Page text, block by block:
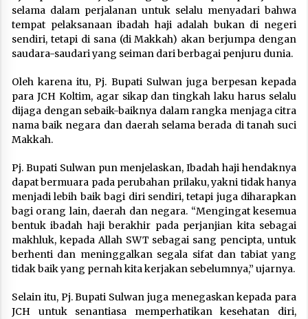
selama dalam perjalanan untuk selalu menyadari bahwa
tempat pelaksanaan ibadah haji adalah bukan di negeri
sendiri, tetapi di sana (di Makkah) akan berjumpa dengan
saudara-saudari yang seiman dari berbagai penjuru dunia.
Oleh karena itu, Pj. Bupati Sulwan juga berpesan kepada
para JCH Koltim, agar sikap dan tingkah laku harus selalu
dijaga dengan sebaik-baiknya dalam rangka menjaga citra
nama baik negara dan daerah selama berada di tanah suci
Makkah.
Pj. Bupati Sulwan pun menjelaskan, Ibadah haji hendaknya
dapat bermuara pada perubahan prilaku, yakni tidak hanya
menjadi lebih baik bagi diri sendiri, tetapi juga diharapkan
bagi orang lain, daerah dan negara. “Mengingat kesemua
bentuk ibadah haji berakhir pada perjanjian kita sebagai
makhluk, kepada Allah SWT sebagai sang pencipta, untuk
berhenti dan meninggalkan segala sifat dan tabiat yang
tidak baik yang pernah kita kerjakan sebelumnya,” ujarnya.
Selain itu, Pj. Bupati Sulwan juga menegaskan kepada para
JCH untuk senantiasa memperhatikan kesehatan diri,